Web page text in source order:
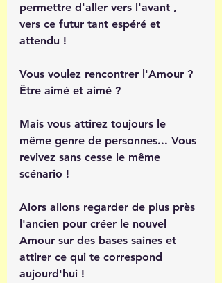
permettre d'aller vers l'avant ,
vers ce futur tant espéré et
attendu !
Vous voulez rencontrer l'Amour ?
Être aimé et aimé ?
Mais vous attirez toujours le
même genre de personnes... Vous
revivez sans cesse le même
scénario !
Alors allons regarder de plus près
l'ancien pour créer le nouvel
Amour sur des bases saines et
attirer ce qui te correspond
aujourd'hui !